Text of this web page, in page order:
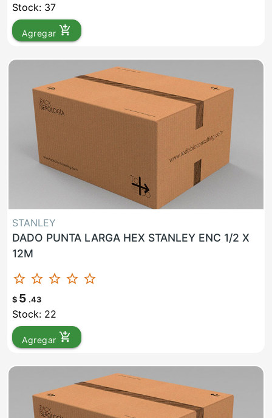
Stock: 37
Agregar add_shopping_cart
STANLEY
DADO PUNTA LARGA HEX STANLEY ENC 1/2 X
12M
star_border star_border star_border star_border star_border
$ 5 .43
Stock: 22
Agregar add_shopping_cart